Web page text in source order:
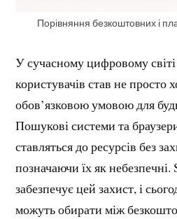
Порівняння безкоштовних і
У сучасному цифровому
користувачів став не
обов’язковою умовою для
Пошукові системи та
ставляться до ресурсів без
позначаючи їх як небезпечні.
забезпечує цей захист, і
можуть обирати між